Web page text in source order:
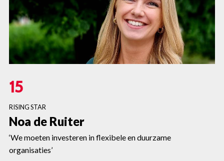
15
RISING STAR
Noa de Ruiter
‘We moeten investeren in flexibele en duurzame
organisaties’